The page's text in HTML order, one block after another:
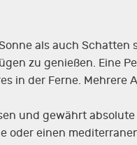
als auch Schatten
zu genießen. Eine
in der Ferne. Mehrere
und gewährt
oder einen